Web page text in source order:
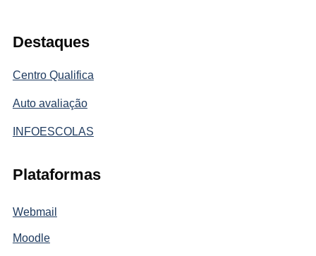
Destaques
Centro Qualifica
Auto avaliação
INFOESCOLAS
Plataformas
Webmail
Moodle